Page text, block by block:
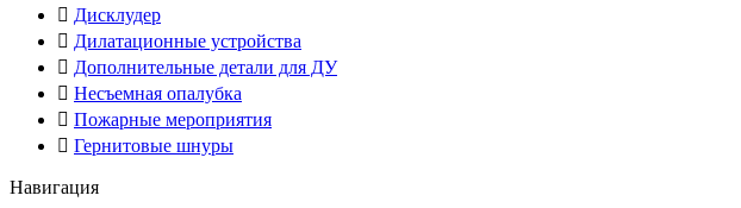
Дисклудер
Дилатационные устройства
Дополнительные детали для ДУ
Несъемная опалубка
Пожарные мероприятия
Гернитовые шнуры
Навигация